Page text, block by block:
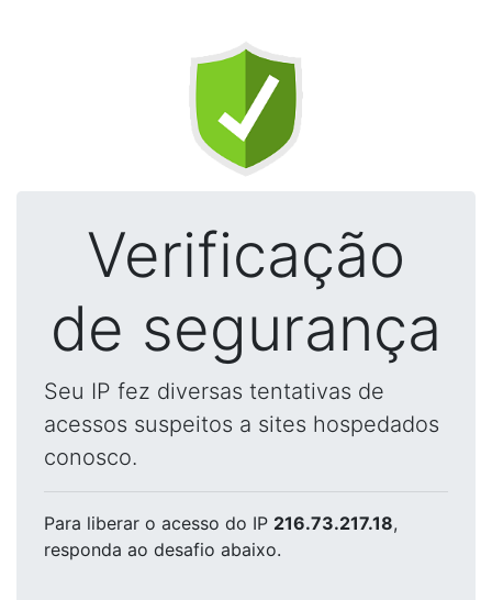
Verificação
de segurança
Seu IP fez diversas tentativas de
acessos suspeitos a sites hospedados
conosco.
Para liberar o acesso do IP 216.73.217.18,
responda ao desafio abaixo.